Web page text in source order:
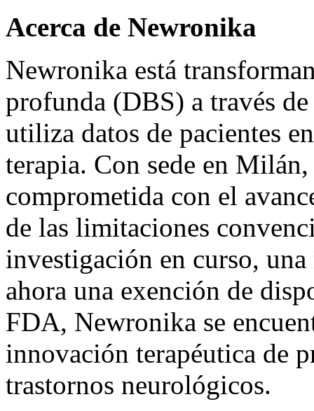
Acerca de Newronika
Newronika está
profunda (DBS) a través
utiliza datos de pacientes
terapia. Con sede en
comprometida con el
de las limitaciones
investigación en curso,
ahora una exención de
FDA, Newronika se
innovación terapéutica de
trastornos neurológicos.